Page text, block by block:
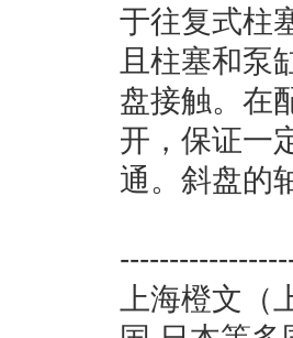
于往复式柱
且柱塞和泵
盘接触。在
开，保证一
通。斜盘的
上海橙文